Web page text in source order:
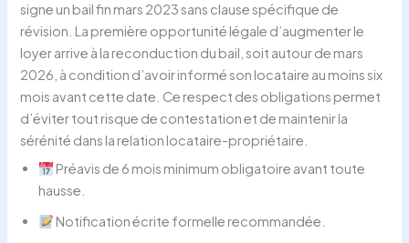
signe un bail fin mars 2023 sans clause spécifique de
révision. La première opportunité légale d’augmenter le
loyer arrive à la reconduction du bail, soit autour de mars
2026, à condition d’avoir informé son locataire au moins six
mois avant cette date. Ce respect des obligations permet
d’éviter tout risque de contestation et de maintenir la
sérénité dans la relation locataire-propriétaire.
Préavis de 6 mois minimum obligatoire avant toute
hausse.
Notification écrite formelle recommandée.